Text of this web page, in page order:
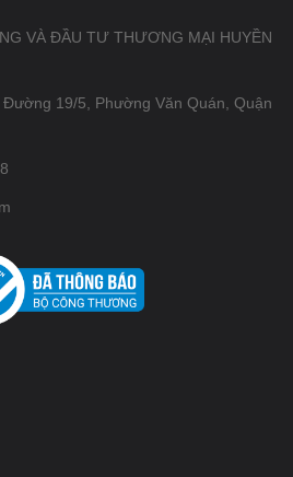
VÀ ĐẦU TƯ THƯƠNG MẠI HUYỀN
19/5, Phường Văn Quán, Quận